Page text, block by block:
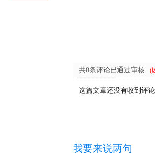
共0条评论已通过审核 (
这篇文章还没有收到评
我要来说两句